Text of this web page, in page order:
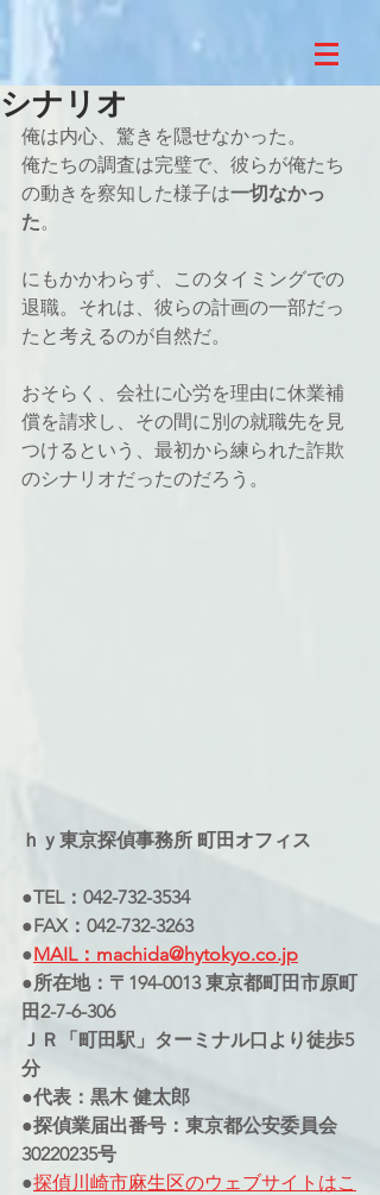
シナリオ
俺は内心、驚きを隠せなかった。
俺たちの調査は完璧で、彼らが俺たち
の動きを察知した様子は一切なかっ
た。
にもかかわらず、このタイミングでの
退職。それは、彼らの計画の一部だっ
たと考えるのが自然だ。
おそらく、会社に心労を理由に休業補
償を請求し、その間に別の就職先を見
つけるという、最初から練られた詐欺
のシナリオだったのだろう。
ｈｙ東京探偵事務所 町田オフィス
●TEL：042-732-3534
●FAX：042-732-3263
●MAIL：machida@hytokyo.co.jp
●所在地：〒194-0013 東京都町田市原町
田2-7-6-306
ＪＲ「町田駅」ターミナル口より徒歩5
分
●代表：黒木 健太郎
●探偵業届出番号：東京都公安委員会
30220235号
●探偵川崎市麻生区のウェブサイト はこ